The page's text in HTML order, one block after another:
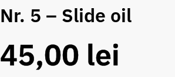
Nr. 5 – Slide oil
45,00 lei